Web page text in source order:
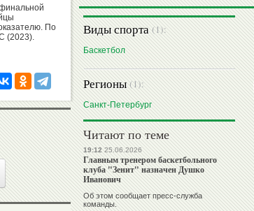
По
(2023).
Виды спорта(1):
Баскетбол
Регионы(1):
Санкт-Петербург
Читают по теме
19:1225.06.2026
Главным тренером баскетбольного
клуба "Зенит" назначен Душко
Иванович
Об этом сообщает пресс-служба
команды.